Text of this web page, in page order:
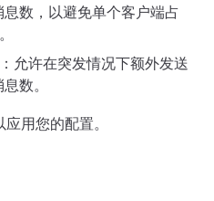
数，以避免单个客户端占
：允许在突发情况下额外发送
数。
应用您的配置。